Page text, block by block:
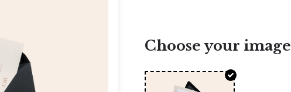
Choose your image